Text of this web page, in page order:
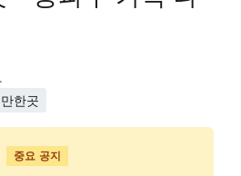
한곳
중요 공지